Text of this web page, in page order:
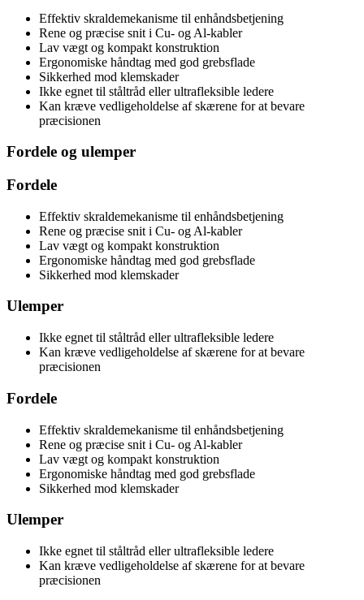
Effektiv skraldemekanisme til enhåndsbetjening
Rene og præcise snit i Cu- og Al-kabler
Lav vægt og kompakt konstruktion
Ergonomiske håndtag med god grebsflade
Sikkerhed mod klemskader
Ikke egnet til ståltråd eller ultrafleksible ledere
Kan kræve vedligeholdelse af skærene for at bevare
præcisionen
Fordele og ulemper
Fordele
Effektiv skraldemekanisme til enhåndsbetjening
Rene og præcise snit i Cu- og Al-kabler
Lav vægt og kompakt konstruktion
Ergonomiske håndtag med god grebsflade
Sikkerhed mod klemskader
Ulemper
Ikke egnet til ståltråd eller ultrafleksible ledere
Kan kræve vedligeholdelse af skærene for at bevare
præcisionen
Fordele
Effektiv skraldemekanisme til enhåndsbetjening
Rene og præcise snit i Cu- og Al-kabler
Lav vægt og kompakt konstruktion
Ergonomiske håndtag med god grebsflade
Sikkerhed mod klemskader
Ulemper
Ikke egnet til ståltråd eller ultrafleksible ledere
Kan kræve vedligeholdelse af skærene for at bevare
præcisionen